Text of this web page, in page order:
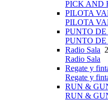
PICK AND
PILOTA
PILOTA
PUNTO
PUNTO
Radio Sala
Radio Sala
Regate y
Regate y
RUN &
RUN &